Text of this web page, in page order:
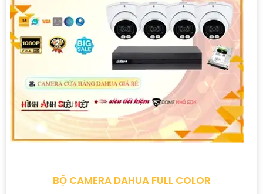
BỘ CAMERA DAHUA FULL COLOR